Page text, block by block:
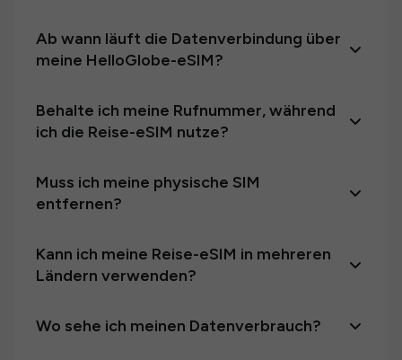
Ab wann läuft die Datenverbindung über
meine HelloGlobe-eSIM?
Behalte ich meine Rufnummer, während
ich die Reise-eSIM nutze?
Muss ich meine physische SIM
entfernen?
Kann ich meine Reise-eSIM in mehreren
Ländern verwenden?
Wo sehe ich meinen Datenverbrauch?